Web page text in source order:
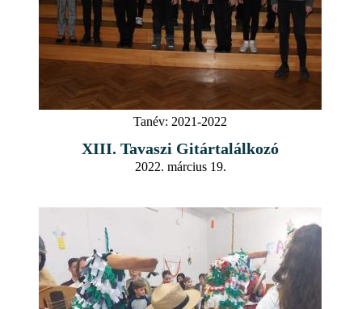
Tanév: 2021-2022
XIII. Tavaszi Gitártalálkozó
2022. március 19.